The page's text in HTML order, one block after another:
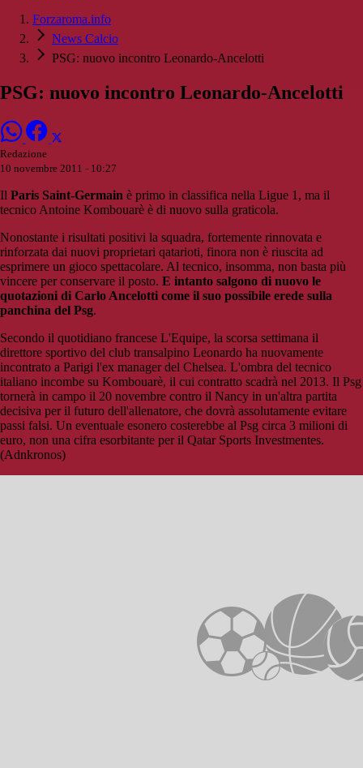
Forzaroma.info
News Calcio
PSG: nuovo incontro Leonardo-Ancelotti
PSG: nuovo incontro Leonardo-Ancelotti
Redazione
10 novembre 2011 - 10:27
Il Paris Saint-Germain è primo in classifica nella Ligue 1, ma il
tecnico Antoine Kombouarè è di nuovo sulla graticola.
Nonostante i risultati positivi la squadra, fortemente rinnovata e
rinforzata dai nuovi proprietari qatarioti, finora non è riuscita ad
esprimere un gioco spettacolare. Al tecnico, insomma, non basta più
vincere per conservare il posto. E intanto salgono di nuovo le
quotazioni di Carlo Ancelotti come il suo possibile erede sulla
panchina del Psg.
Secondo il quotidiano francese L'Equipe, la scorsa settimana il
direttore sportivo del club transalpino Leonardo ha nuovamente
incontrato a Parigi l'ex manager del Chelsea. L'ombra del tecnico
italiano incombe su Kombouarè, il cui contratto scadrà nel 2013. Il Psg
tornerà in campo il 20 novembre contro il Nancy in un'altra partita
decisiva per il futuro dell'allenatore, che dovrà assolutamente evitare
passi falsi. Un eventuale esonero costerebbe al Psg circa 3 milioni di
euro, non una cifra esorbitante per il Qatar Sports Investmentes.
(Adnkronos)